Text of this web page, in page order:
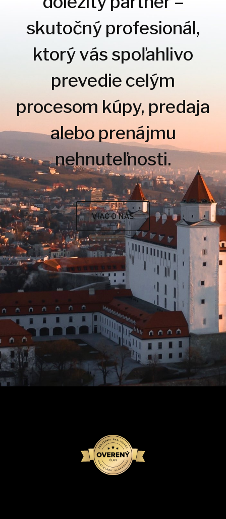
skutočný profesionál,
ktorý vás spoľahlivo
prevedie celým
procesom kúpy, predaja
alebo prenájmu
nehnuteľnosti.
VIAC O NÁS